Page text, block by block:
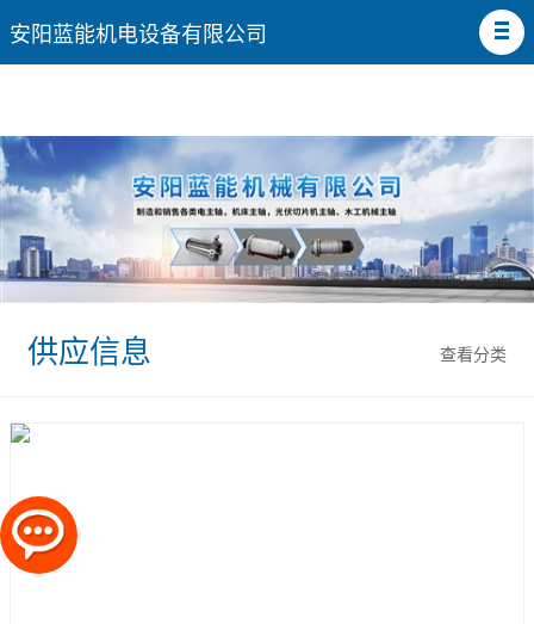
安阳蓝能机电设备有限公司
查看分类
供应信息